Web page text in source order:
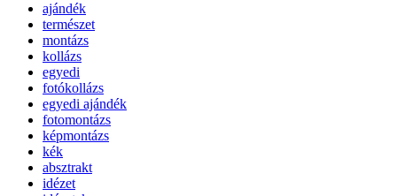
ajándék
természet
montázs
kollázs
egyedi
fotókollázs
egyedi ajándék
fotomontázs
képmontázs
kék
absztrakt
idézet